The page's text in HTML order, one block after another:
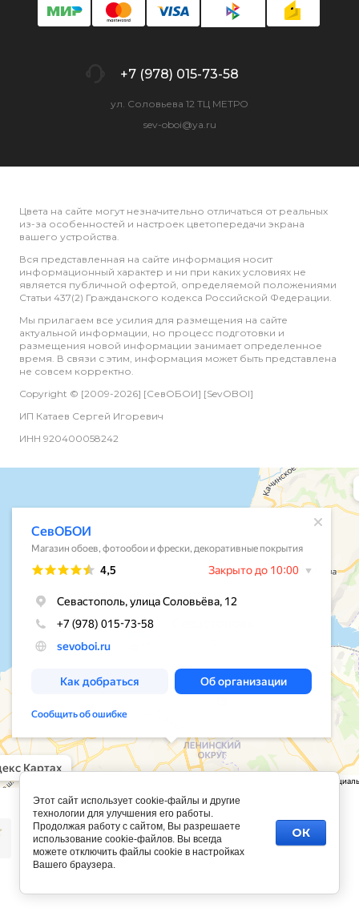
+7 (978) 015-73-58
ул. Соловьева 12 ТЦ МЕТРО
sev-oboi@ya.ru
Цвета на сайте могут незначительно отличаться от реальных
из-за особенностей и настроек цветопередачи экрана
вашего устройства.
Вся представленная на сайте информация носит
информационный характер и ни при каких условиях не
является публичной офертой, определяемой положениями
Статьи 437(2) Гражданского кодекса Российской Федерации.
Мы прилагаем все усилия для размещения на сайте
актуальной информации, но процесс подготовки и
размещения новой информации занимает определенное
время. В связи с этим, информация может быть представлена
не совсем корректно.
Copyright © [2009-2026] [СевОБОИ] [SevOBOI]
ИП Катаев Сергей Игоревич
ИНН 920400058242
Этот сайт использует cookie-файлы и другие
технологии для улучшения его работы.
Продолжая работу с сайтом, Вы разрешаете
использование cookie-файлов. Вы всегда
можете отключить файлы cookie в настройках
Вашего браузера.
ОК